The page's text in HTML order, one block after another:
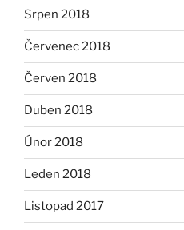
Srpen 2018
Červenec 2018
Červen 2018
Duben 2018
Únor 2018
Leden 2018
Listopad 2017